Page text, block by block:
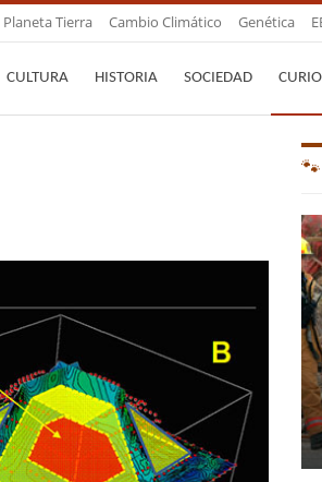
Planeta Tierra Cambio Climático Genética
CULTURA HISTORIA SOCIEDAD